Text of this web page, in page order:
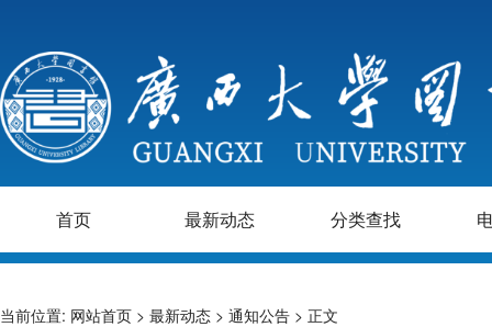
首页 最新动态 分类查找
当前位置: 网站首页 > 最新动态 > 通知公告 > 正文